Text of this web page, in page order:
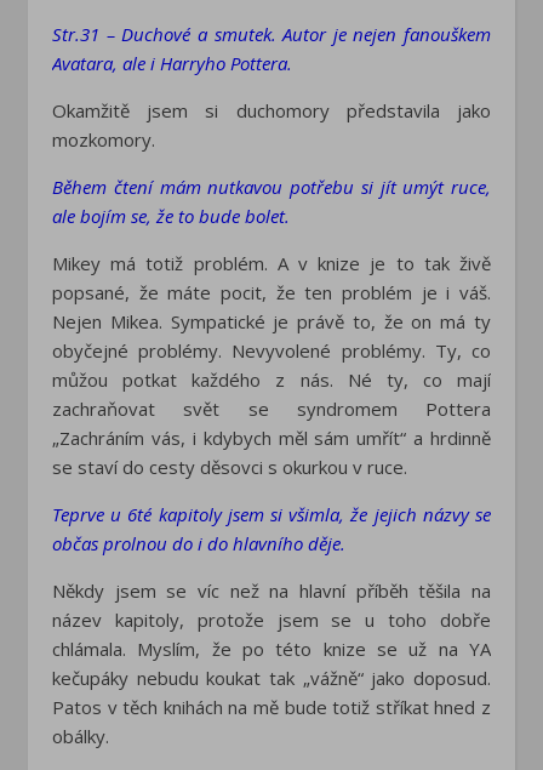
Str.31 – Duchové a smutek. Autor je nejen fanouškem
Avatara, ale i Harryho Pottera.
Okamžitě jsem si duchomory představila jako
mozkomory.
Během čtení mám nutkavou potřebu si jít umýt ruce,
ale bojím se, že to bude bolet.
Mikey má totiž problém. A v knize je to tak živě
popsané, že máte pocit, že ten problém je i váš.
Nejen Mikea. Sympatické je právě to, že on má ty
obyčejné problémy. Nevyvolené problémy. Ty, co
můžou potkat každého z nás. Né ty, co mají
zachraňovat svět se syndromem Pottera
„Zachráním vás, i kdybych měl sám umřít“ a hrdinně
se staví do cesty děsovci s okurkou v ruce.
Teprve u 6té kapitoly jsem si všimla, že jejich názvy se
občas prolnou do i do hlavního děje.
Někdy jsem se víc než na hlavní příběh těšila na
název kapitoly, protože jsem se u toho dobře
chlámala. Myslím, že po této knize se už na YA
kečupáky nebudu koukat tak „vážně“ jako doposud.
Patos v těch knihách na mě bude totiž stříkat hned z
obálky.